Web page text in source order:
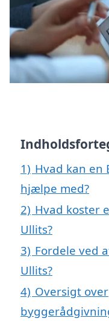
1) Hvad kan en
hjælpe med?
2) Hvad koster
Ullits?
3) Fordele ved
Ullits?
4) Oversigt over